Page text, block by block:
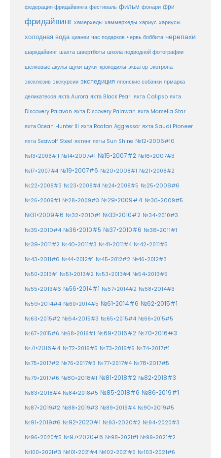
федерация фридайвинга фестиваль фильм фонари фри
фридайвинг хамерхеды хаммерхеды хариус хариусы
холодная вода цианеи час подарков червь боббита черепахи
шаркдайвинг шахта швертботы школа подводной фотографии
шёлковые акулы щуки щуки-крокодилы экватор экотропа
эксклюзив экскурсии экспедиция японские собачки ярмарка
деликатесов яхта Aurora яхта Black Pearl яхта Calipso яхта
Discovery Palavan яхта Discovery Palawan яхта Marselia Star
яхта Ocean Hunter III яхта Roatan Aggressor яхта Saudi Pioneer
яхта Seawolf Steel яхтинг яхты Sun Shine №12•2006#10
№13•2006#11 №14•2007#1 №15•2007#2 №16•2007#3
№17•2007#4 №19•2007#6 №20•2008#1 №21•2008#2
№22•2008#3 №23•2008#4 №24•2008#5 №25•2008#6
№26•2009#1 №28•2009#3 №29•2009#4 №30•2009#5
№31•2009#6 №32•2010#1 №33•2010#2 №34•2010#3
№35•2010#4 №36•2010#5 №37•2010#6 №38•2011#1
№39•2011#2 №40•2011#3 №41•2011#4 №42•2011#5
№43•2011#6 №44•2012#1 №45•2012#2 №46•2012#3
№50•2013#1 №51•2013#2 №53•2013#4 №54•2013#5
№55•2013#6 №56•2014#1 №57•2014#2 №58•2014#3
№59•2014#4 №60•2014#5 №61•2014#6 №62•2015#1
№63•2015#2 №64•2015#3 №65•2015#4 №66•2015#5
№67•2015#6 №68•2016#1 №69•2016#2 №70•2016#3
№71•2016#4 №72•2016#5 №73•2016#6 №74•2017#1
№75•2017#2 №76•2017#3 №77•2017#4 №78•2017#5
№79•2017#6 №80•2018#1 №81•2018#2 №82•2018#3
№83•2018#4 №84•2018#5 №85•2018#6 №86•2019#1
№87•2019#2 №88•2019#3 №89•2019#4 №90•2019#5
№91•2019#6 №92•2020#1 №93•2020#2 №94•2020#3
№96•2020#5 №97•2020#6 №98•2021#1 №99•2021#2
№100•2021#3 №101•2021#4 №102•2021#5 №103•2021#6